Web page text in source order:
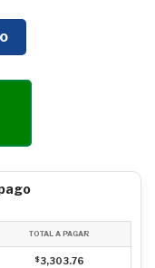
MONOFÁSICA
TOTAL A PAGAR
$3,303.76